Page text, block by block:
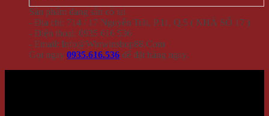
Sản phẩm đang sẵn có tại
- Địa chỉ: 714 / 17 Nguyễn Trãi, P.11, Q.5 ( NHÀ SỐ 17 )
- Điện thoại: 0935 616 536
- Email: Info@Winwinshop88.Com
Gọi ngay 0935.616.536 để đặt hàng ngay.